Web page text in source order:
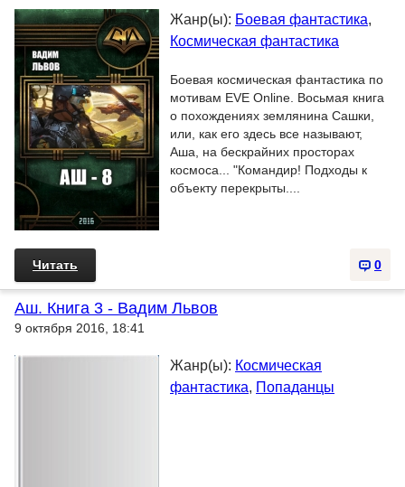
Жанр(ы): Боевая фантастика,
Космическая фантастика
Боевая космическая фантастика по
мотивам EVE Online. Восьмая книга
о похождениях землянина Сашки,
или, как его здесь все называют,
Аша, на бескрайних просторах
космоса... "Командир! Подходы к
объекту перекрыты....
0
Читать
Аш. Книга 3 - Вадим Львов
9 октября 2016, 18:41
Жанр(ы): Космическая
фантастика, Попаданцы